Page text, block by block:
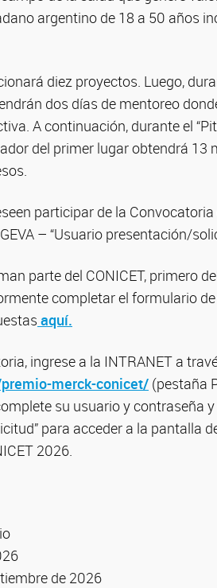
argentino de 18 a 50 años
diez proyectos. Luego,
dos días de mentoreo
A continuación, durante el
del primer lugar obtendrá 13
participar de la
– “Usuario presentación/
parte del CONICET, primero
completar el formulario
aquí.
ingrese a la INTRANET a
merck-conicet/ (pestaña
su usuario y contraseña
para acceder a la pantalla
2026.
de 2026